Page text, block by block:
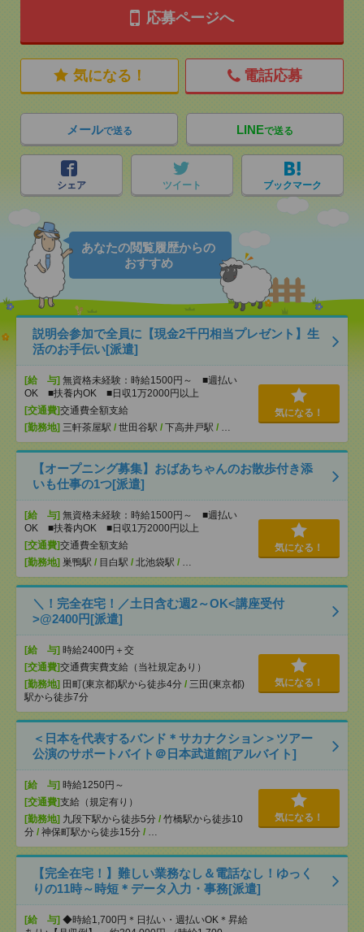
応募ページへ
気になる！ 電話応募
メールで送る LINEで送る
シェア ツイート ブックマーク
あなたの閲覧履歴からの
おすすめ
説明会参加で全員に【現金2千円相当プレゼント】生
活のお手伝い[派遣]
[給 与] 無資格未経験：時給1500円～ ■週払い
OK ■扶養内OK ■日収1万2000円以上
[交通費]交通費全額支給
[勤務地] 三軒茶屋駅 / 世田谷駅 / 下高井戸駅 / …
気になる！
【オープニング募集】おばあちゃんのお散歩付き添
いも仕事の1つ[派遣]
[給 与] 無資格未経験：時給1500円～ ■週払い
OK ■扶養内OK ■日収1万2000円以上
[交通費]交通費全額支給
[勤務地] 巣鴨駅 / 目白駅 / 北池袋駅 / …
気になる！
＼！完全在宅！／土日含む週2～OK<講座受付
>@2400円[派遣]
[給 与] 時給2400円＋交
[交通費]交通費実費支給（当社規定あり）
[勤務地] 田町(東京都)駅から徒歩4分 / 三田(東京都)
駅から徒歩7分
気になる！
＜日本を代表するバンド＊サカナクション＞ツアー
公演のサポートバイト＠日本武道館[アルバイト]
[給 与] 時給1250円～
[交通費]支給（規定有り）
[勤務地] 九段下駅から徒歩5分 / 竹橋駅から徒歩10
分 / 神保町駅から徒歩15分 / …
気になる！
【完全在宅！】難しい業務なし＆電話なし！ゆっく
りの11時～時短＊データ入力・事務[派遣]
[給 与] ◆時給1,700円＊日払い・週払いOK＊昇給